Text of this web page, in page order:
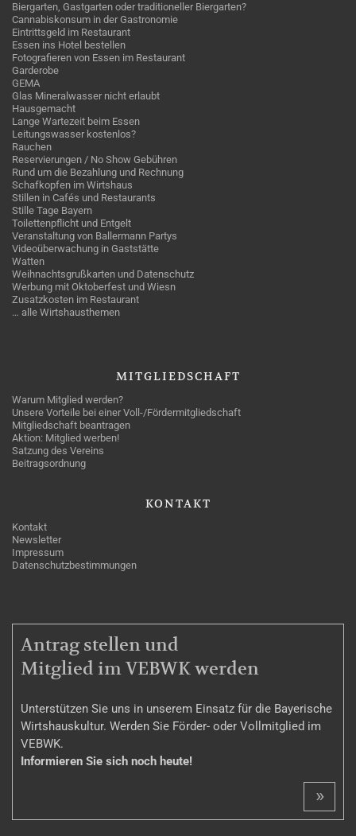
Biergarten, Gastgarten oder traditioneller Biergarten?
Cannabiskonsum in der Gastronomie
Eintrittsgeld im Restaurant
Essen ins Hotel bestellen
Fotografieren von Essen im Restaurant
Garderobe
GEMA
Glas Mineralwasser nicht erlaubt
Hausgemacht
Lange Wartezeit beim Essen
Leitungswasser kostenlos?
Rauchen
Reservierungen / No Show Gebühren
Rund um die Bezahlung und Rechnung
Schafkopfen im Wirtshaus
Stillen in Cafés und Restaurants
Stille Tage Bayern
Toilettenpflicht und Entgelt
Veranstaltung von Ballermann Partys
Videoüberwachung in Gaststätte
Watten
Weihnachtsgrußkarten und Datenschutz
Werbung mit Oktoberfest und Wiesn
Zusatzkosten im Restaurant
… alle Wirtshausthemen
MITGLIEDSCHAFT
Warum Mitglied werden?
Unsere Vorteile bei einer Voll-/Fördermitgliedschaft
Mitgliedschaft beantragen
Aktion: Mitglied werben!
Satzung des Vereins
Beitragsordnung
KONTAKT
Kontakt
Newsletter
Impressum
Datenschutzbestimmungen
MITGLIEDSCHAFT
Antrag stellen und
Mitglied im VEBWK werden
Unterstützen Sie uns in unserem Einsatz für die Bayerische
Wirtshauskultur. Werden Sie Förder- oder Vollmitglied im
VEBWK.
Informieren Sie sich noch heute!
»